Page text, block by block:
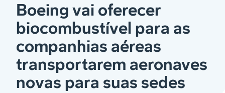
Boeing vai oferecer
biocombustível para as
companhias aéreas
transportarem aeronaves
novas para suas sedes